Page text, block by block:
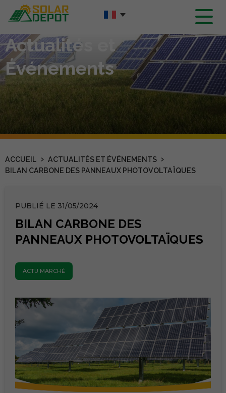
Contenu
principal
Actualités et
Événements
ACCUEIL › ACTUALITÉS ET ÉVÉNEMENTS ›
BILAN CARBONE DES PANNEAUX PHOTOVOLTAÏQUES
PUBLIÉ LE 31/05/2024
BILAN CARBONE DES
PANNEAUX PHOTOVOLTAÏQUES
ACTU MARCHÉ